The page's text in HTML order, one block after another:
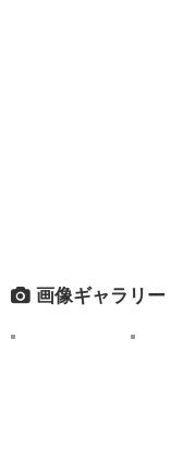
画像ギャラリー